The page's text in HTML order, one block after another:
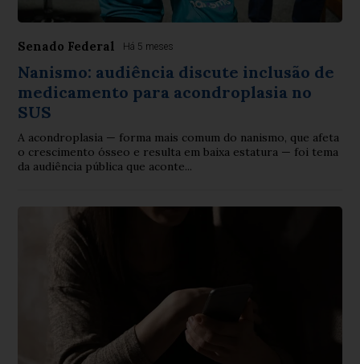
Senado Federal Há 5 meses
Nanismo: audiência discute inclusão de
medicamento para acondroplasia no
SUS
A acondroplasia — forma mais comum do nanismo, que afeta
o crescimento ósseo e resulta em baixa estatura — foi tema
da audiência pública que aconte...